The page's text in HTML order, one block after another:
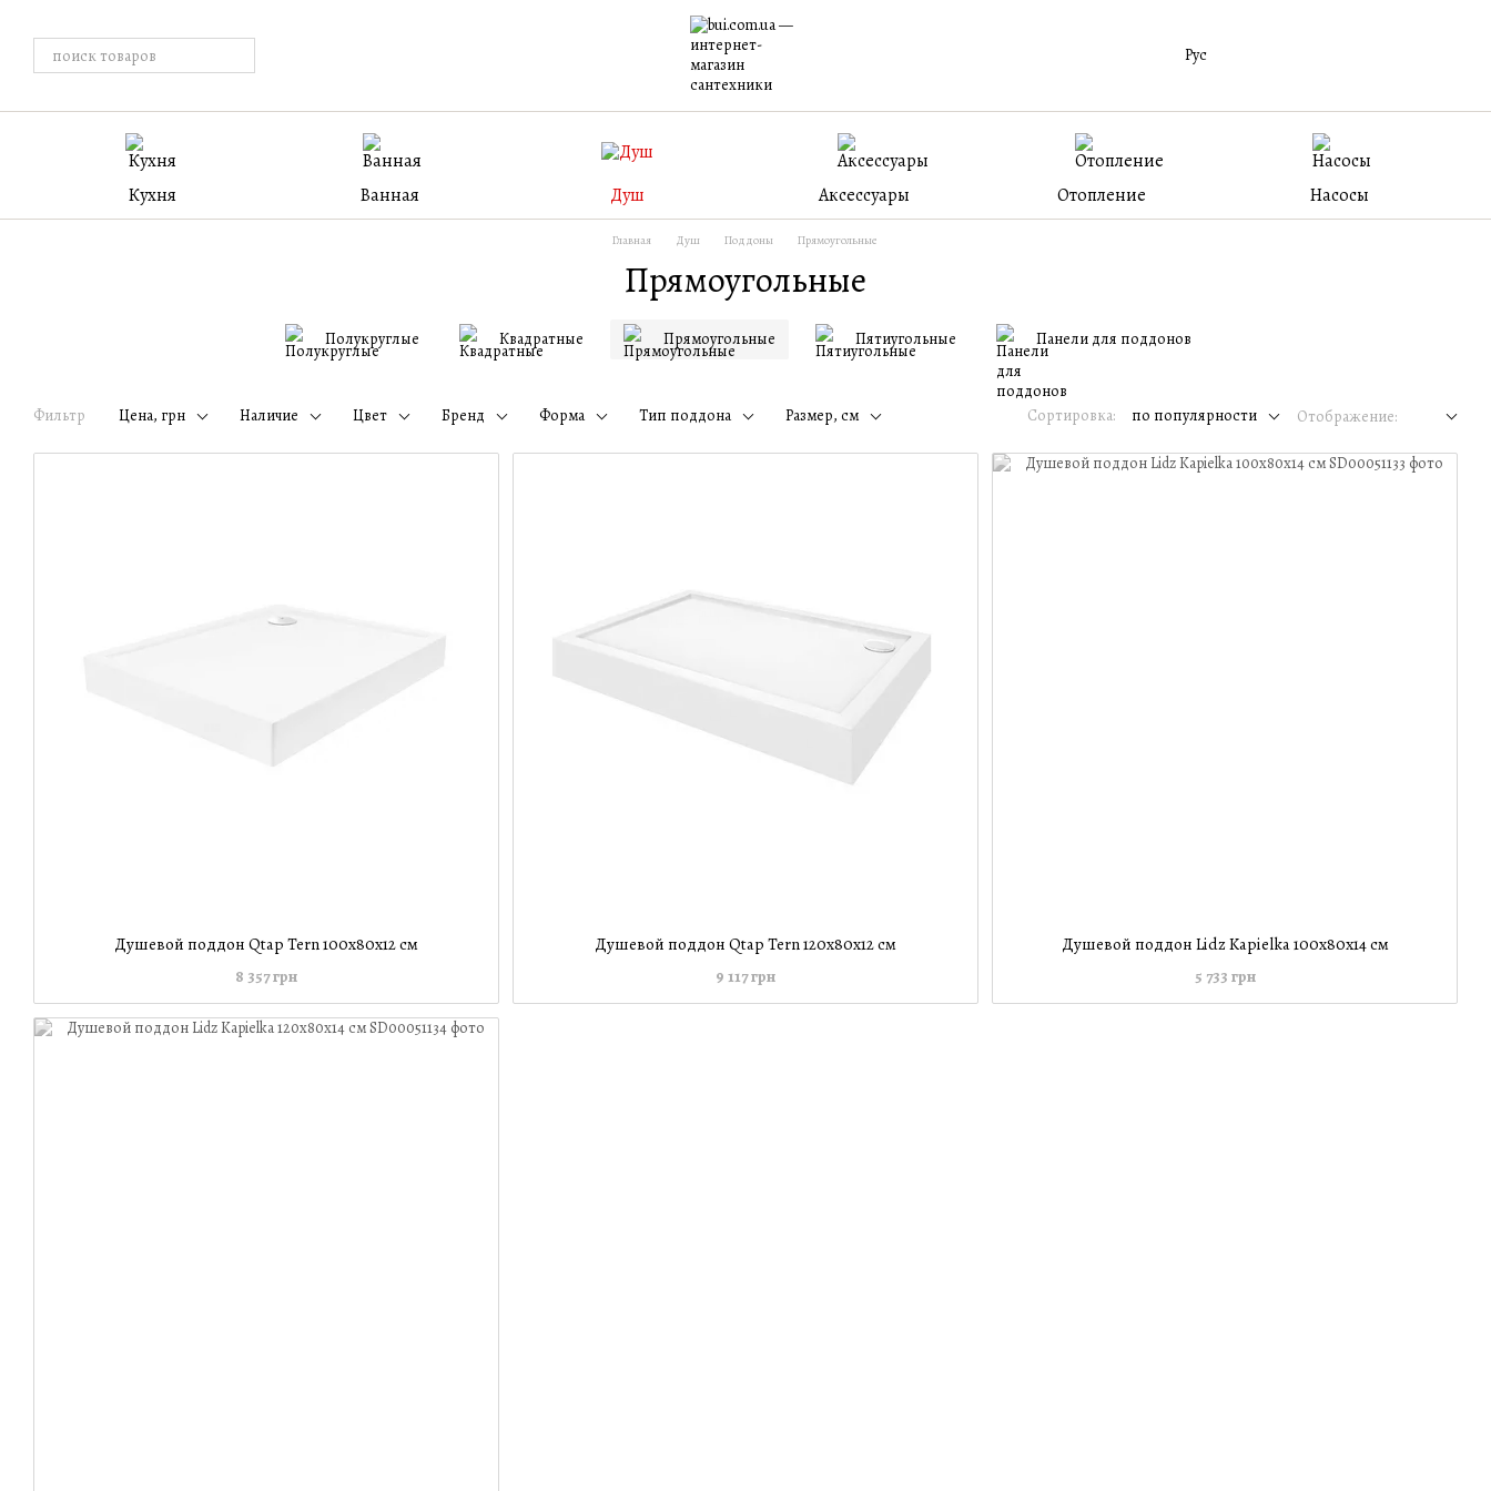
Рус
Кухня Ванная Душ Аксессуары Отопление Насосы
Главная Душ Поддоны Прямоугольные
Прямоугольные
Полукруглые Квадратные Прямоугольные Пятиугольные Панели для поддонов
Фильтр Цена, грн Наличие Цвет Бренд Форма Тип поддона Размер, см Сортировка: по популярности Отображение:
Душевой поддон Qtap Tern 100x80x12 см
8 357 грн
Душевой поддон Qtap Tern 120x80x12 см
9 117 грн
Душевой поддон Lidz Kapielka 100x80х14 см
5 733 грн